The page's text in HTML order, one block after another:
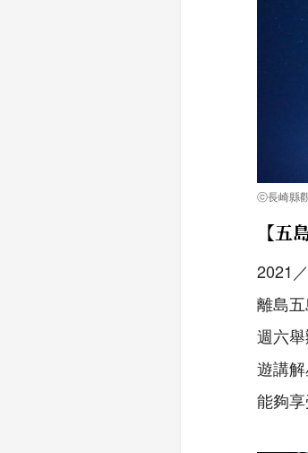
ⓒ長崎縣
【五
2021
離島
週六
遊講
能夠享